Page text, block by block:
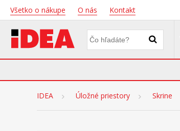
Všetko o nákupe O nás Kontakt
IDEA Úložné priestory Skrine